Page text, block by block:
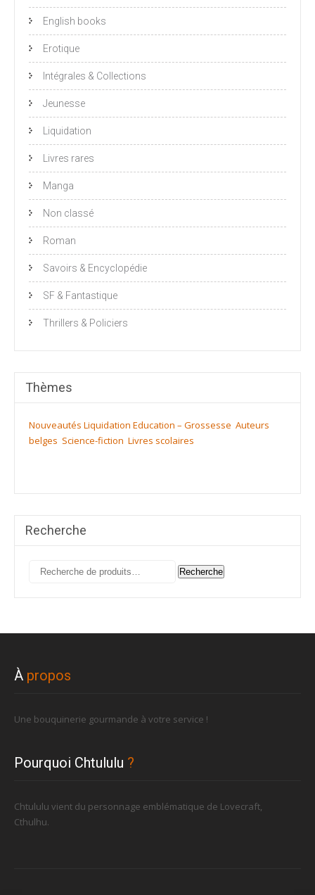
English books
Erotique
Intégrales & Collections
Jeunesse
Liquidation
Livres rares
Manga
Non classé
Roman
Savoirs & Encyclopédie
SF & Fantastique
Thrillers & Policiers
Thèmes
Nouveautés Liquidation Education – Grossesse Auteurs
belges Science-fiction Livres scolaires
Recherche
Recherche
Recherche
À propos
Une bouquinerie gourmande à votre service !
Pourquoi Chtululu ?
Chtululu vient du personnage emblématique de Lovecraft,
Cthulhu.